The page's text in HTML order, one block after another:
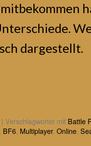
dargestellt.
| Verschlagwortet mit Battle
, BF6, Multiplayer, Online,